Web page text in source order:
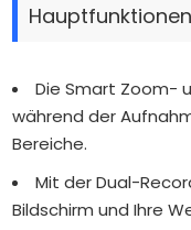
Die Smart Zoom-
während der
Bereiche.
Mit der Dual-
Bildschirm und Ihre